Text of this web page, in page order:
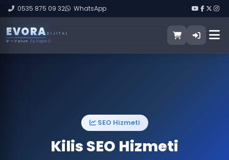
0535 875 09 32 WhatsApp
EVORA DIJITAL
V — Value (İş Değeri)
SEO Hizmeti
Kilis SEO Hizmeti